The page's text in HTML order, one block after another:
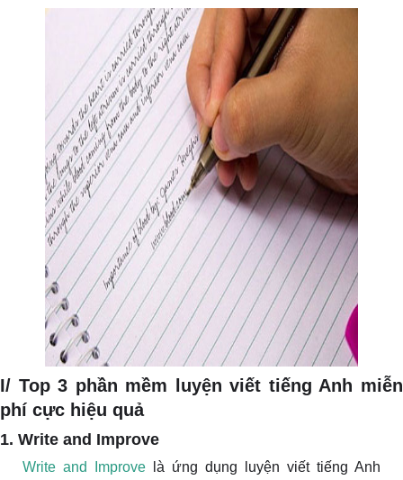
I/ Top 3 phần mềm luyện viết tiếng Anh miễn
phí cực hiệu quả
1. Write and Improve
Write and Improve là ứng dụng luyện viết tiếng Anh